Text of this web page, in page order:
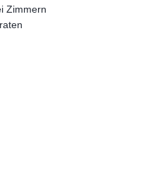
Zimmern